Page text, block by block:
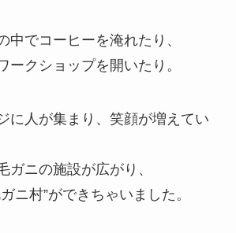
中でコーヒーを淹れたり、
ークショップを開いたり。
に人が集まり、笑顔が増えてい
ガニの施設が広がり、
ニ村”ができちゃいました。